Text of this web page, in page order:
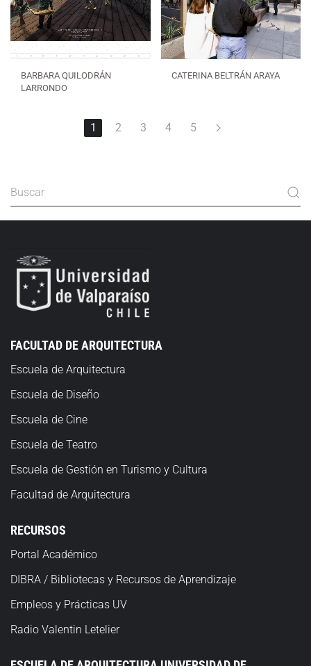
BARBARA QUILODRÁN
LARRONDO
CATERINA BELTRÁN ARAYA
1 2 3 4 5
FACULTAD DE ARQUITECTURA
Escuela de Arquitectura
Escuela de Diseño
Escuela de Cine
Escuela de Teatro
Escuela de Gestión en Turismo y Cultura
Facultad de Arquitectura
RECURSOS
Portal Académico
DIBRA / Bibliotecas y Recursos de Aprendizaje
Empleos y Prácticas UV
Radio Valentin Letelier